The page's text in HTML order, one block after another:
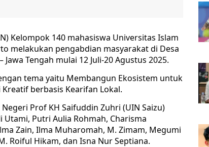
Kelompok 140 mahasiswa Universitas Islam
melakukan pengabdian masyarakat di Desa
Tengah mulai 12 Juli-20 Agustus 2025.
tema yaitu Membangun Ekosistem untuk
berbasis Kearifan Lokal.
Prof KH Saifuddin Zuhri (UIN Saizu)
Putri Aulia Rohmah, Charisma
Zain, Ilma Muharomah, M. Zimam, Megumi
Roiful Hikam, dan Isna Nur Septiana.